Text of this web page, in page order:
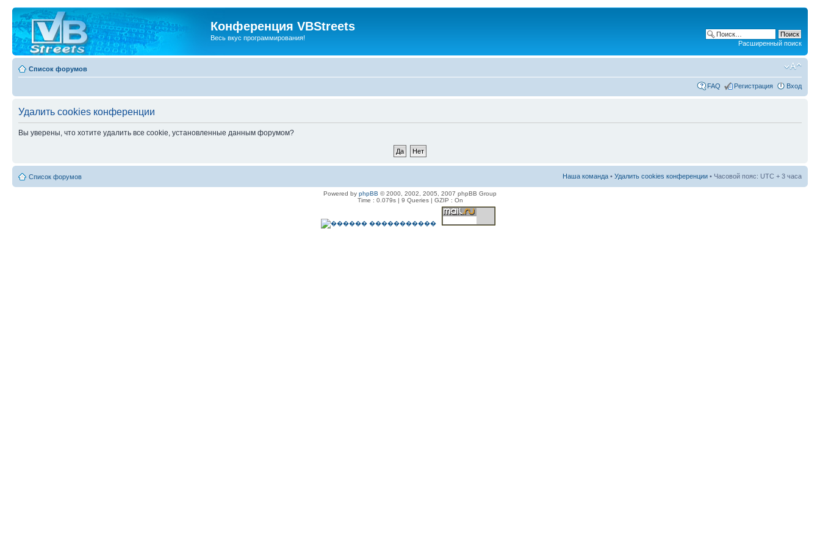
Конференция VBStreets
Весь вкус программирования!
Расширенный поиск
Список форумов
FAQ Регистрация Вход
Удалить cookies конференции
Вы уверены, что хотите удалить все cookie, установленные данным форумом?
Список форумов Наша команда • Удалить cookies конференции • Часовой пояс: UTC + 3 часа
Powered by phpBB © 2000, 2002, 2005, 2007 phpBB Group
Time : 0.079s | 9 Queries | GZIP : On